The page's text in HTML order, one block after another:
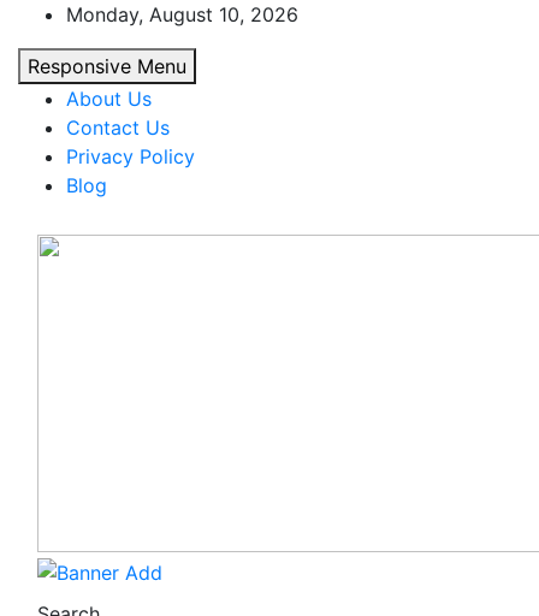
content
Monday, August 10, 2026
Responsive Menu
About Us
Contact Us
Privacy Policy
Blog